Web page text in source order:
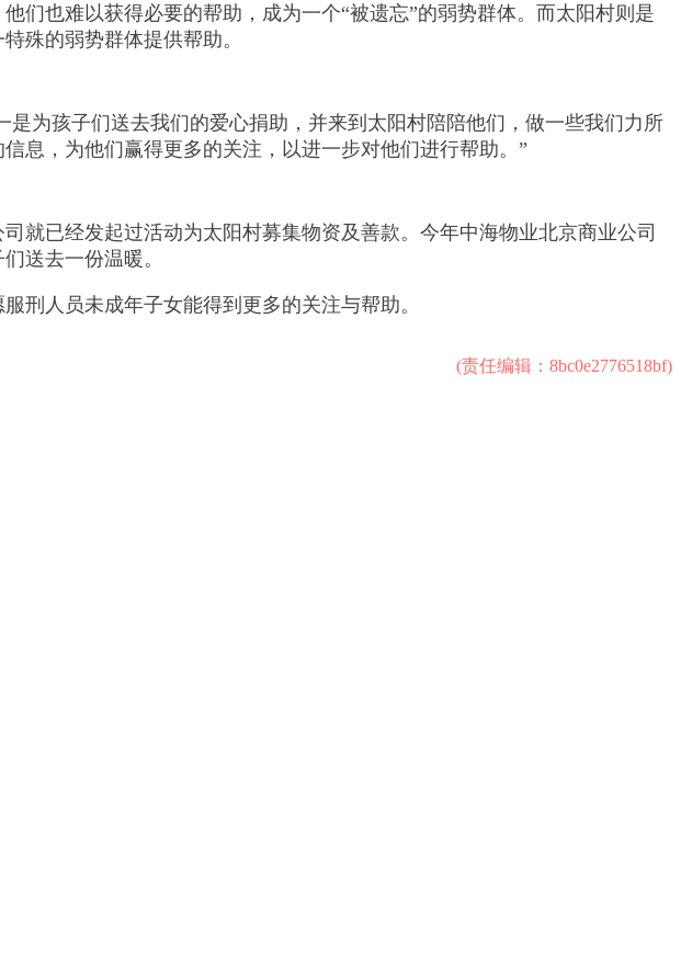
们也难以获得必要的帮助，成为一个“被遗忘”的弱势群体。而太阳村则是
殊的弱势群体提供帮助。
为孩子们送去我们的爱心捐助，并来到太阳村陪陪他们，做一些我们力所
息，为他们赢得更多的关注，以进一步对他们进行帮助。”
已经发起过活动为太阳村募集物资及善款。今年中海物业北京商业公司
送去一份温暖。
人员未成年子女能得到更多的关注与帮助。
(责任编辑：8bc0e2776518bf)